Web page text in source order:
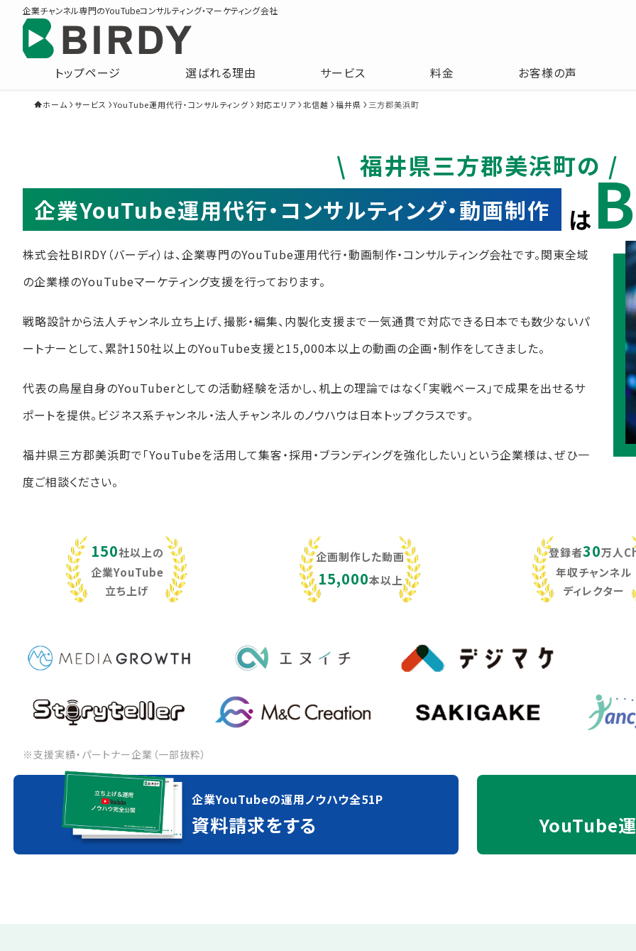
企業チャンネル専門のYouTubeコンサルティング・マーケティング会社
トップページ 選ばれる理由 サービス 料金 お客様の声
ホーム サービス YouTube運用代行・コンサルティング 対応エリア 北信越 福井県 三方郡美浜町
福井県三方郡美浜町の
企業YouTube運用代行・コンサルティング・動画制作 は
株式会社BIRDY（バーディ）は、企業専門のYouTube運用代行・動画制作・コンサルティング会社です。関東全域
の企業様のYouTubeマーケティング支援を行っております。
戦略設計から法人チャンネル立ち上げ、撮影・編集、内製化支援まで一気通貫で対応できる日本でも数少ないパ
ートナーとして、累計150社以上のYouTube支援と15,000本以上の動画の企画・制作をしてきました。
代表の鳥屋自身のYouTuberとしての活動経験を活かし、机上の理論ではなく「実戦ベース」で成果を出せるサ
ポートを提供。ビジネス系チャンネル・法人チャンネルのノウハウは日本トップクラスです。
福井県三方郡美浜町で「YouTubeを活用して集客・採用・ブランディングを強化したい」という企業様は、ぜひ一
度ご相談ください。
150社以上の
企業YouTube
立ち上げ
企画制作した動画
15,000本以上
登録者30万人
年収チャンネル
ディレクター
※支援実績・パートナー企業（一部抜粋）
企業YouTubeの運用ノウハウ全51P
資料請求をする YouTube